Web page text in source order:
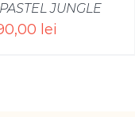
JUNGLE
lei